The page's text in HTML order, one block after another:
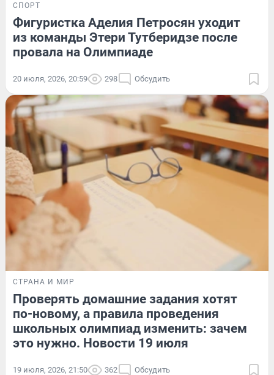
СПОРТ
Фигуристка Аделия Петросян уходит
из команды Этери Тутберидзе после
провала на Олимпиаде
20 июля, 2026, 20:59 298 Обсудить
СТРАНА И МИР
Проверять домашние задания хотят
по-новому, а правила проведения
школьных олимпиад изменить: зачем
это нужно. Новости 19 июля
19 июля, 2026, 21:50 362 Обсудить